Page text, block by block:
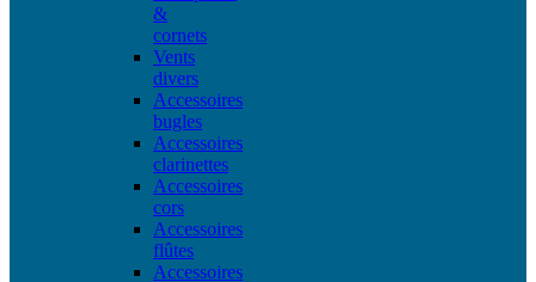
&
cornets
Vents
divers
Accessoires
bugles
Accessoires
clarinettes
Accessoires
cors
Accessoires
flûtes
Accessoires